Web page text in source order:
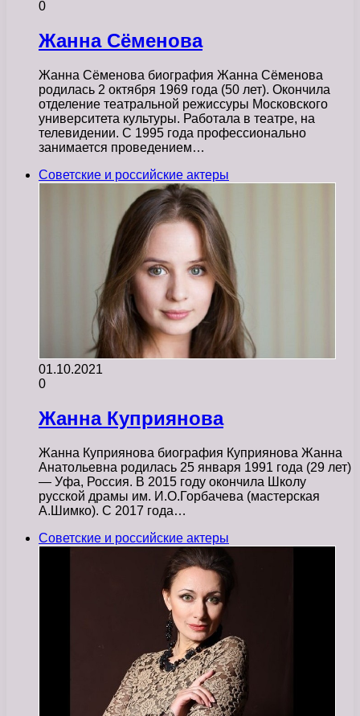
0
Жанна Сёменова
Жанна Сёменова биография Жанна Сёменова
родилась 2 октября 1969 года (50 лет). Окончила
отделение театральной режиссуры Московского
университета культуры. Работала в театре, на
телевидении. С 1995 года профессионально
занимается проведением…
Советские и российские актеры
01.10.2021
0
Жанна Куприянова
Жанна Куприянова биография Куприянова Жанна
Анатольевна родилась 25 января 1991 года (29 лет)
— Уфа, Россия. В 2015 году окончила Школу
русской драмы им. И.О.Горбачева (мастерская
А.Шимко). С 2017 года…
Советские и российские актеры